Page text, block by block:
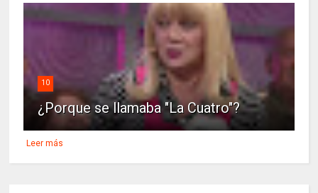
10
¿Porque se llamaba "La Cuatro"?
Leer más